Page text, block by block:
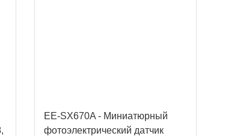
EE-SX670A - Миниатюрный
фотоэлектрический датчик